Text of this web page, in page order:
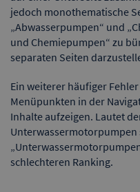
jedoch monothematische
„Abwasserpumpen“ und
und Chemiepumpen“ zu
separaten Seiten
Ein weiterer häufiger
Menüpunkten in der
Inhalte aufzeigen. Lautet
Unterwassermotorpumpen
schlechteren Ranking.